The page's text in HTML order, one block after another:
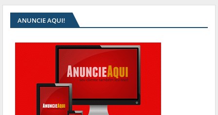
ANUNCIE AQUI!